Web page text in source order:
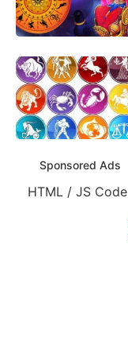
Sponsored Ads
HTML / JS Code